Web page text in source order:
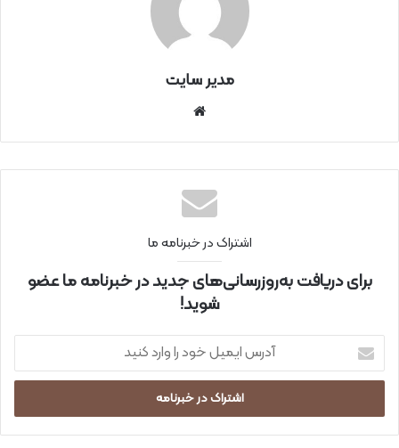
مدیر سایت
نتی
اشتراک در خبرنامه ما
برای دریافت به‌روزرسانی‌های جدید در خبرنامه ما عضو
شوید!
ر
ا
ی